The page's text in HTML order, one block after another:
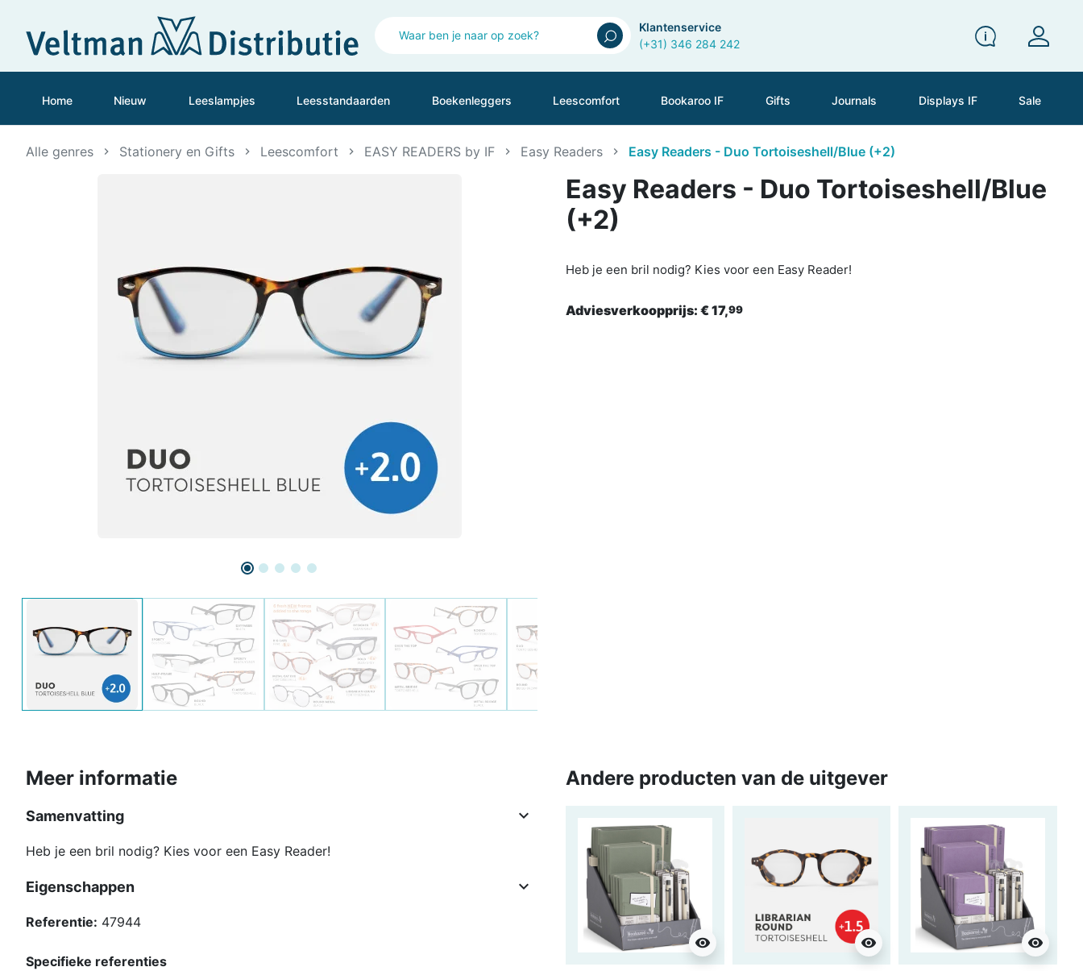
Klantenservice
(+31) 346 284 242
Home Nieuw Leeslampjes Leesstandaarden Boekenleggers Leescomfort Bookaroo IF Gifts Journals Displays IF Sale
Alle genres Stationery en Gifts Leescomfort EASY READERS by IF Easy Readers Easy Readers - Duo Tortoiseshell/Blue (+2)
Easy Readers - Duo Tortoiseshell/Blue
(+2)
Heb je een bril nodig? Kies voor een Easy Reader!
Adviesverkoopprijs: € 17,99
Meer informatie
Samenvatting 
Heb je een bril nodig? Kies voor een Easy Reader!
Eigenschappen 
Referentie: 47944
Specifieke referenties
Andere producten van de uitgever
visibility visibility visibility